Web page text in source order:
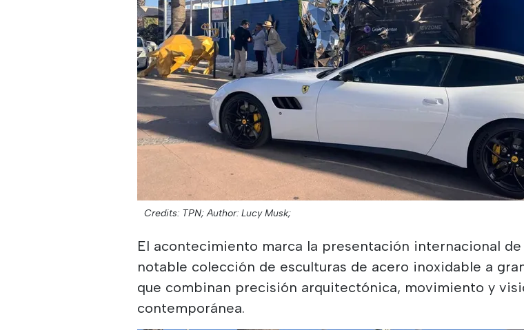
Credits: TPN; Author: Lucy Musk;
El acontecimiento marca la presentación internacional de
notable colección de esculturas de acero inoxidable a
que combinan precisión arquitectónica, movimiento y
contemporánea.